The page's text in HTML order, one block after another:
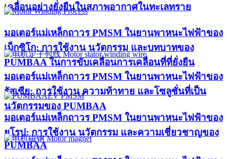
เคลื่อนอย่างยั่งยืนในสภาพอากาศในทะเลทราย
มอเตอร์แม่เหล็กถาวร PMSM ในยานพาหนะไฟฟ้าของ
เม็กซิโก: การใช้งาน นวัตกรรม และบทบาทของ
PUMBAA ในการขับเคลื่อนการเคลื่อนที่ที่ยั่งยืน
มอเตอร์แม่เหล็กถาวร PMSM ในยานพาหนะไฟฟ้าของ
รัสเซีย: การใช้งาน ความท้าทาย และโซลูชั่นที่เป็น
นวัตกรรมของ PUMBAA
มอเตอร์แม่เหล็กถาวร PMSM ในยานพาหนะไฟฟ้าของ
ยุโรป: การใช้งาน นวัตกรรม และความเชี่ยวชาญของ
PUMBAA